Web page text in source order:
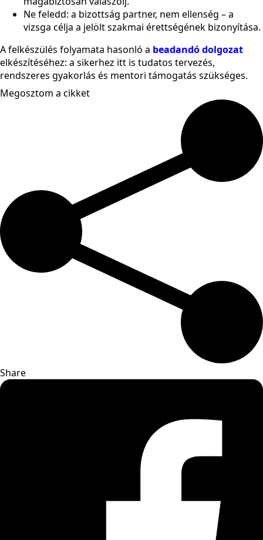
Ne feledd: a bizottság partner, nem ellenség – a
vizsga célja a jelölt szakmai érettségének bizonyítása.
A felkészülés folyamata hasonló a beadandó dolgozat
elkészítéséhez: a sikerhez itt is tudatos tervezés,
rendszeres gyakorlás és mentori támogatás szükséges.
Megosztom a cikket
Share